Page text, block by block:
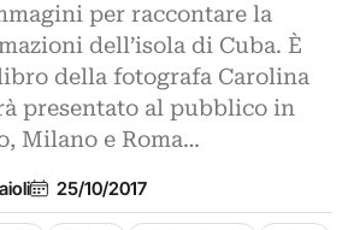
per raccontare la
dell’isola di Cuba. È
della fotografa Carolina
presentato al pubblico in
Milano e Roma…
25/10/2017